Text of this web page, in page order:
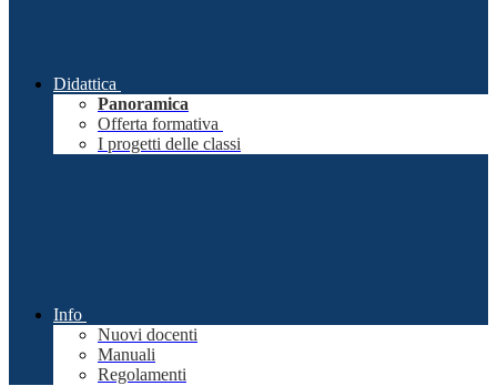
Didattica
Panoramica
Offerta formativa
I progetti delle classi
Info
Nuovi docenti
Manuali
Regolamenti